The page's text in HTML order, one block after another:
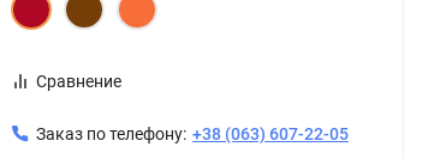
Сравнение
Заказ по телефону: +38 (063) 607-22-05